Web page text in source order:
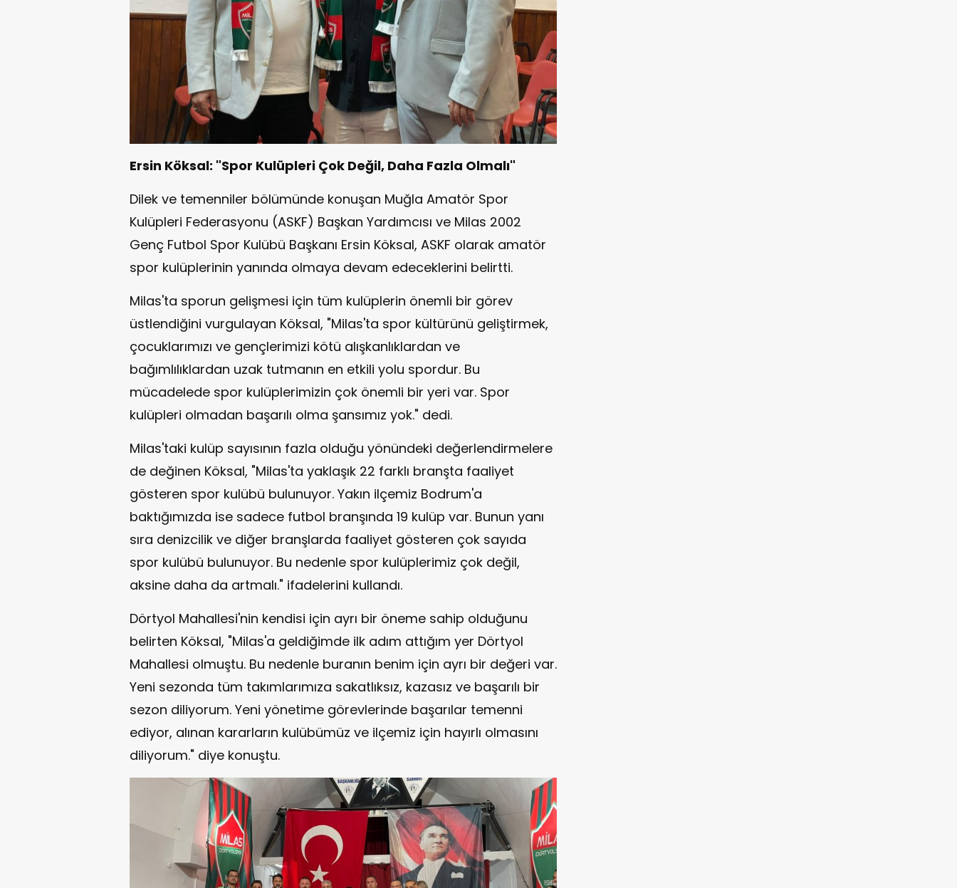
Ersin Köksal: "Spor Kulüpleri Çok Değil, Daha Fazla Olmalı"
Dilek ve temenniler bölümünde konuşan Muğla Amatör Spor
Kulüpleri Federasyonu (ASKF) Başkan Yardımcısı ve Milas 2002
Genç Futbol Spor Kulübü Başkanı Ersin Köksal, ASKF olarak amatör
spor kulüplerinin yanında olmaya devam edeceklerini belirtti.
Milas'ta sporun gelişmesi için tüm kulüplerin önemli bir görev
üstlendiğini vurgulayan Köksal, "Milas'ta spor kültürünü geliştirmek,
çocuklarımızı ve gençlerimizi kötü alışkanlıklardan ve
bağımlılıklardan uzak tutmanın en etkili yolu spordur. Bu
mücadelede spor kulüplerimizin çok önemli bir yeri var. Spor
kulüpleri olmadan başarılı olma şansımız yok." dedi.
Milas'taki kulüp sayısının fazla olduğu yönündeki değerlendirmelere
de değinen Köksal, "Milas'ta yaklaşık 22 farklı branşta faaliyet
gösteren spor kulübü bulunuyor. Yakın ilçemiz Bodrum'a
baktığımızda ise sadece futbol branşında 19 kulüp var. Bunun yanı
sıra denizcilik ve diğer branşlarda faaliyet gösteren çok sayıda
spor kulübü bulunuyor. Bu nedenle spor kulüplerimiz çok değil,
aksine daha da artmalı." ifadelerini kullandı.
Dörtyol Mahallesi'nin kendisi için ayrı bir öneme sahip olduğunu
belirten Köksal, "Milas'a geldiğimde ilk adım attığım yer Dörtyol
Mahallesi olmuştu. Bu nedenle buranın benim için ayrı bir değeri var.
Yeni sezonda tüm takımlarımıza sakatlıksız, kazasız ve başarılı bir
sezon diliyorum. Yeni yönetime görevlerinde başarılar temenni
ediyor, alınan kararların kulübümüz ve ilçemiz için hayırlı olmasını
diliyorum." diye konuştu.